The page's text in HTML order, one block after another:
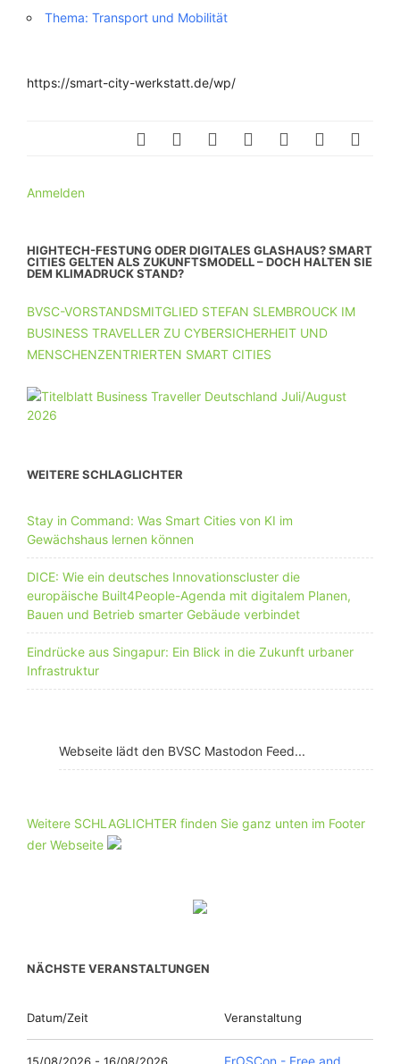
Thema: Transport und Mobilität
https://smart-city-werkstatt.de/wp/
Anmelden
HIGHTECH-FESTUNG ODER DIGITALES GLASHAUS? SMART
CITIES GELTEN ALS ZUKUNFTSMODELL – DOCH HALTEN SIE
DEM KLIMADRUCK STAND?
BVSC-VORSTANDSMITGLIED STEFAN SLEMBROUCK IM
BUSINESS TRAVELLER ZU CYBERSICHERHEIT UND
MENSCHENZENTRIERTEN SMART CITIES
WEITERE SCHLAGLICHTER
Stay in Command: Was Smart Cities von KI im
Gewächshaus lernen können
DICE: Wie ein deutsches Innovationscluster die
europäische Built4People-Agenda mit digitalem Planen,
Bauen und Betrieb smarter Gebäude verbindet
Eindrücke aus Singapur: Ein Blick in die Zukunft urbaner
Infrastruktur
Webseite lädt den BVSC Mastodon Feed...
Weitere SCHLAGLICHTER finden Sie ganz unten im Footer
der Webseite
NÄCHSTE VERANSTALTUNGEN
Datum/Zeit Veranstaltung
FrOSCon - Free and